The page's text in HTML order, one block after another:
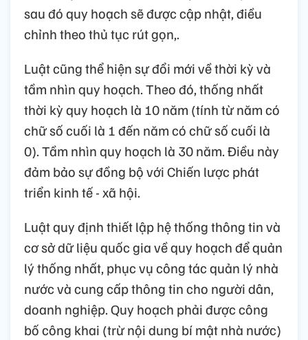
sau đó quy hoạch sẽ được cập nhật, điều
chỉnh theo thủ tục rút gọn,.
Luật cũng thể hiện sự đổi mới về thời kỳ và
tầm nhìn quy hoạch. Theo đó, thống nhất
thời kỳ quy hoạch là 10 năm (tính từ năm có
chữ số cuối là 1 đến năm có chữ số cuối là
0). Tầm nhìn quy hoạch là 30 năm. Điều này
đảm bảo sự đồng bộ với Chiến lược phát
triển kinh tế - xã hội.
Luật quy định thiết lập hệ thống thông tin và
cơ sở dữ liệu quốc gia về quy hoạch để quản
lý thống nhất, phục vụ công tác quản lý nhà
nước và cung cấp thông tin cho người dân,
doanh nghiệp. Quy hoạch phải được công
bố công khai (trừ nội dung bí mật nhà nước)